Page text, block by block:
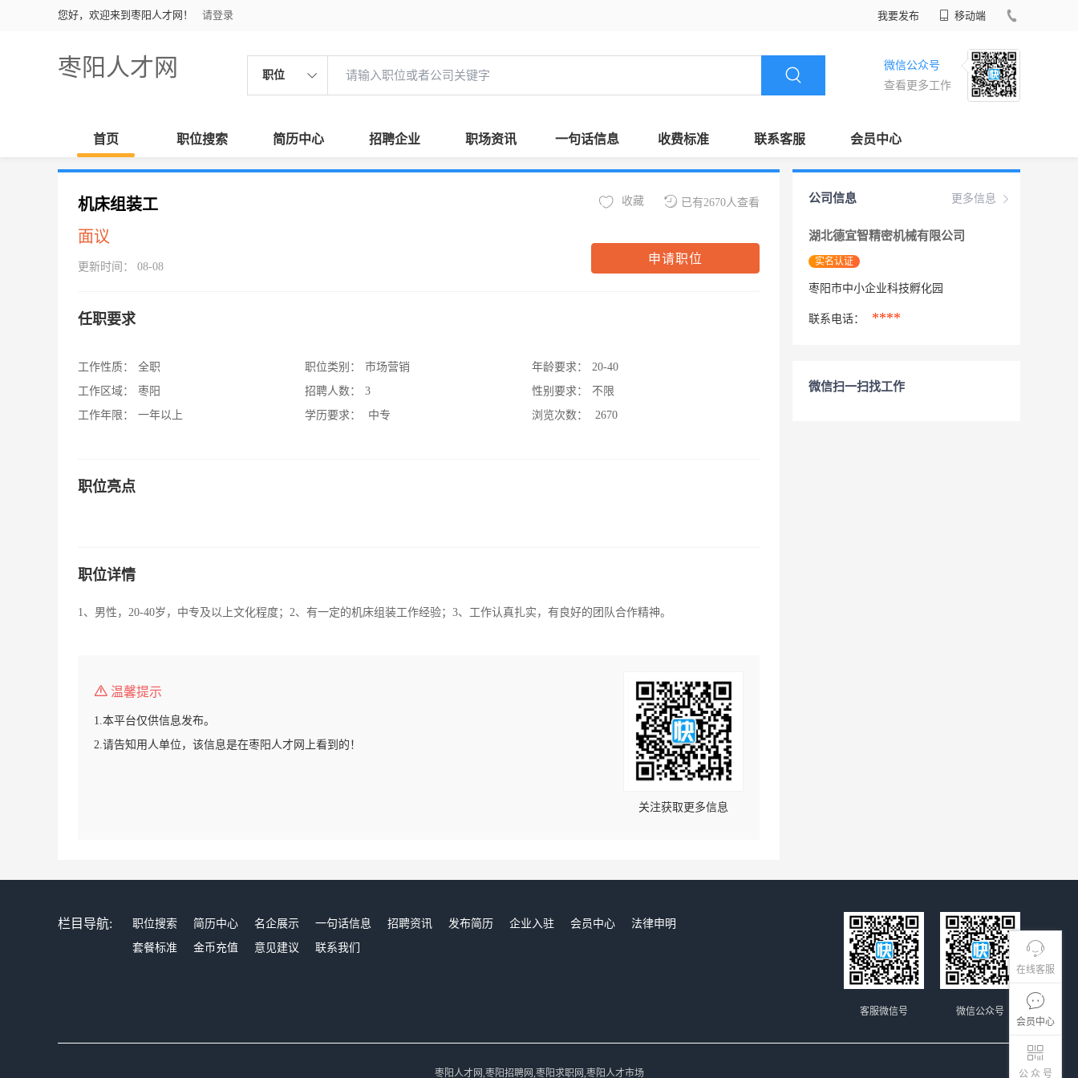
您好，欢迎来到枣阳人才网！ 请登录 我要发布 移动端
枣阳人才网 职位
微信公众号
查看更多工作
首页 职位搜索 简历中心 招聘企业 职场资讯 一句话信息 收费标准 联系客服 会员中心
在线客服
会员中心
公 众 号
机床组装工
面议
更新时间： 08-08
已有2670人查看
收藏
申请职位
任职要求
工作性质：
全职
工作区域：
枣阳
工作年限：
一年以上
职位类别：
市场营销
招聘人数：
3
学历要求：
中专
年龄要求：
20-40
性别要求：
不限
浏览次数：
2670
职位亮点
职位详情
1、男性，20-40岁，中专及以上文化程度；2、有一定的机床组装工作经验；3、工作认真扎实，有良好的团队合作精神。
温馨提示
1.本平台仅供信息发布。
2.请告知用人单位，该信息是在枣阳人才网上看到的！
关注获取更多信息
更多信息
公司信息
湖北德宜智精密机械有限公司
实名认证
枣阳市中小企业科技孵化园
联系电话： ****
微信扫一扫找工作
栏目导航: 职位搜索 简历中心 名企展示 一句话信息 招聘资讯 发布简历 企业入驻 会员中心
法律申明
套餐标准
金币充值 意见建议 联系我们
微信公众号
客服微信号
枣阳人才网,枣阳招聘网,枣阳求职网,枣阳人才市场